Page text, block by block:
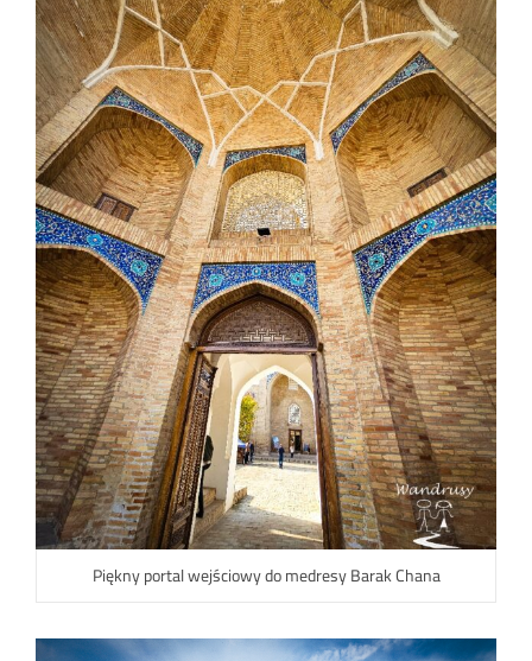
Piękny portal wejściowy do medresy Barak Chana